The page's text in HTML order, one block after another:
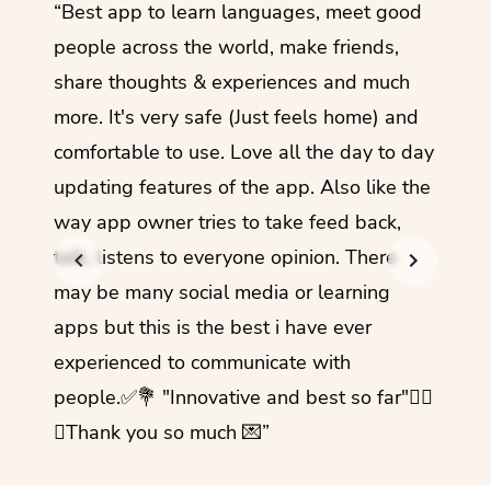
“Best app to learn languages, meet good
people across the world, make friends,
share thoughts & experiences and much
more. It's very safe (Just feels home) and
comfortable to use. Love all the day to day
updating features of the app. Also like the
way app owner tries to take feed back,
talk, listens to everyone opinion. There
may be many social media or learning
apps but this is the best i have ever
experienced to communicate with
people.✅💐 "Innovative and best so far"✌🏻
💜Thank you so much 💌”